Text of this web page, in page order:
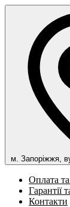
м. Запоріжжя,
Оплата
Гарантії
Контакти